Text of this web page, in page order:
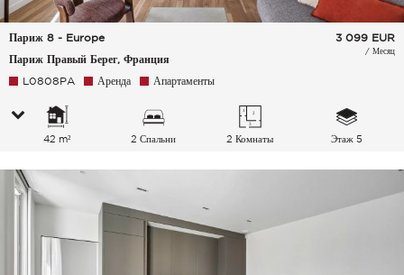
Париж 8 - Europe
Париж Правый Берег, Франция
3 099 EUR
/ Месяц
L0808PA Аренда Апартаменты
42 m² 2 Спальни 2 Комнаты Этаж 5